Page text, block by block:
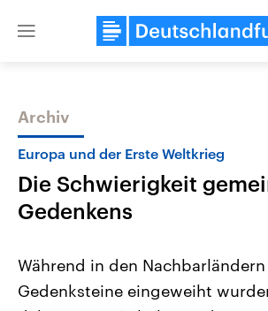
Close
Themen
Landtagswahl Sachsen-Anhalt
Archiv
Europa und der Erste Weltkrieg
Die Schwierigkeit
Gedenkens
Während in den Nachbarländern
Gedenksteine eingeweiht